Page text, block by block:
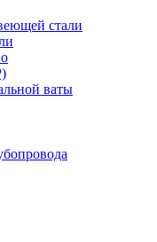
стали
ваты